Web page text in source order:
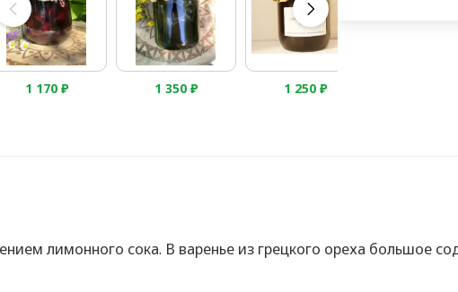
1 170 ₽ 1 350 ₽ 1 250 ₽
лимонного сока. В варенье из грецкого ореха большое